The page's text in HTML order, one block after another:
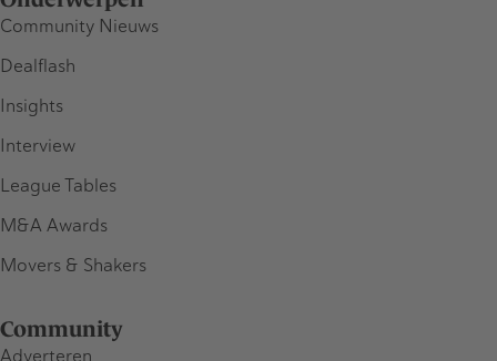
Community Nieuws
Dealflash
Insights
Interview
League Tables
M&A Awards
Movers & Shakers
Community
Adverteren